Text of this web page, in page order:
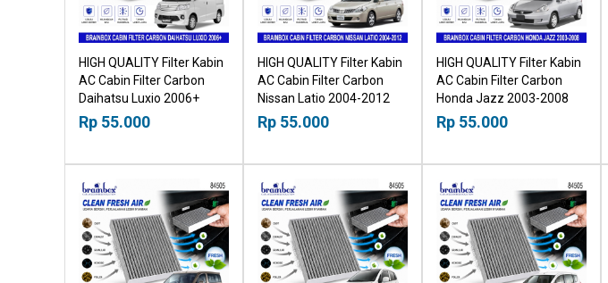
HIGH QUALITY Filter Kabin
AC Cabin Filter Carbon
Daihatsu Luxio 2006+
18518030
Rp 55.000
HIGH QUALITY Filter Kabin
AC Cabin Filter Carbon
Nissan Latio 2004-2012
18518030
Rp 55.000
HIGH QUALITY Filter Kabin
AC Cabin Filter Carbon
Honda Jazz 2003-2008
18518030
Rp 55.000